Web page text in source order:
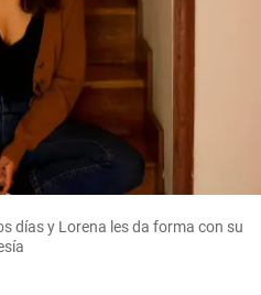
días y Lorena les da forma con su